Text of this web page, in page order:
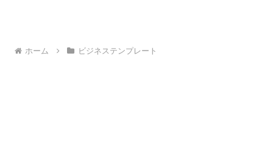
ホーム ビジネステンプレート